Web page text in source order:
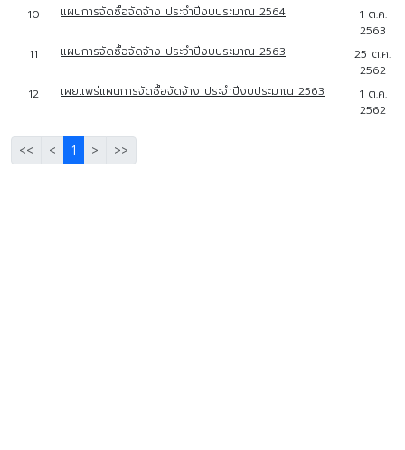
10
แผนการจัดซื้อจัดจ้าง ประจำปีงบประมาณ 2564
1 ต.ค.
2563
11
แผนการจัดซื้อจัดจ้าง ประจำปีงบประมาณ 2563
25 ต.ค.
2562
12
เผยแพร่แผนการจัดซื้อจัดจ้าง ประจำปีงบประมาณ 2563
1 ต.ค.
2562
<< < 1 > >>